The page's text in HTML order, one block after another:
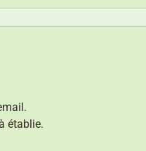
établie.